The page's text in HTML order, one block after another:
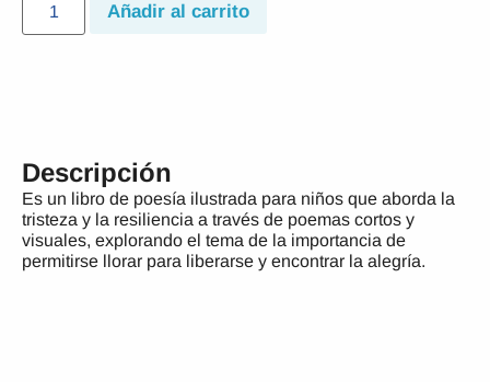
Añadir al carrito
Descripción
Es un libro de poesía ilustrada para niños que aborda la
tristeza y la resiliencia a través de poemas cortos y
visuales, explorando el tema de la importancia de
permitirse llorar para liberarse y encontrar la alegría.